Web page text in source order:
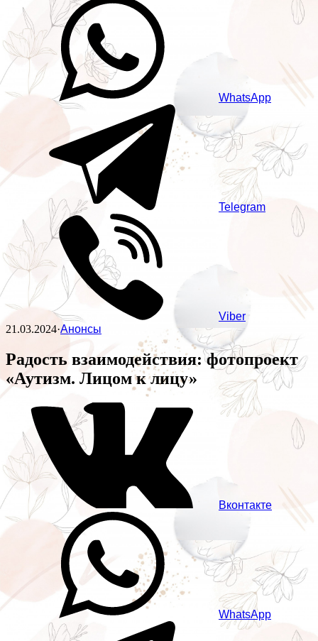
WhatsApp
Telegram
Viber
21.03.2024·Анонсы
Радость взаимодействия: фотопроект
«Аутизм. Лицом к лицу»
Вконтакте
WhatsApp